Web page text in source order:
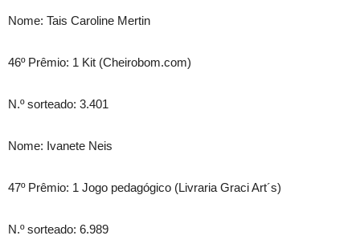
Nome: Tais Caroline Mertin
46º Prêmio: 1 Kit (Cheirobom.com)
N.º sorteado: 3.401
Nome: Ivanete Neis
47º Prêmio: 1 Jogo pedagógico (Livraria Graci Art´s)
N.º sorteado: 6.989